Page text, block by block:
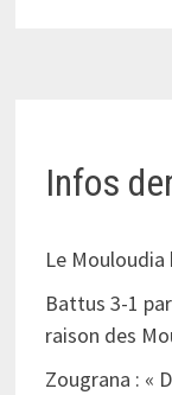
Infos
Le
Battus 3-1
raison des
Zougrana : «